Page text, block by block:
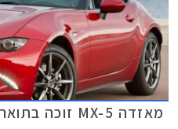
מאזדה MX-5 זוכה בתואר מכונית השנה ביפן